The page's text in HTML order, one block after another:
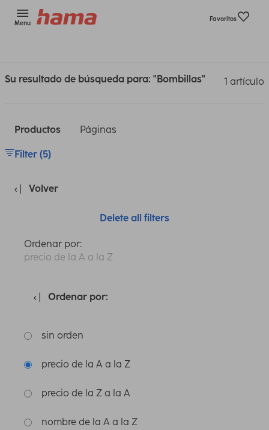
Menu
Favoritos
Su resultado de búsqueda para: "Bombillas" 1 artículo
Productos Páginas
Filter (5)
Volver
Delete all filters
Ordenar por:
precio de la A a la Z
Ordenar por:
sin orden
precio de la A a la Z
precio de la Z a la A
nombre de la A a la Z